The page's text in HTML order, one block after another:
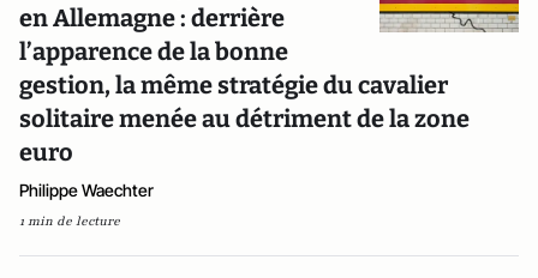
en Allemagne : derrière
l’apparence de la bonne
gestion, la même stratégie du cavalier
solitaire menée au détriment de la zone
euro
Philippe Waechter
1 min de lecture